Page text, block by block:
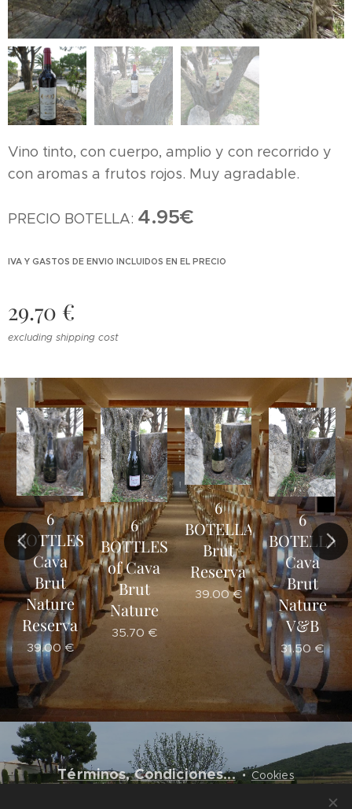
Vino tinto, con cuerpo, amplio y con recorrido y
con aromas a frutos rojos. Muy agradable.
PRECIO BOTELLA: 4.95€
IVA Y GASTOS DE ENVIO INCLUIDOS EN EL PRECIO
29.70 €
excluding shipping cost
6
BOTTLES
Cava
Brut
Nature
Reserva
39.00€
6
BOTTLES
of Cava
Brut
Nature
35.70 €
6
BOTELLAS
Brut
Reserva
39.00€
6
BOTELLAS
Cava
Brut
Nature
V&B
31.50 €
.
Términos, Condiciones... Cookies